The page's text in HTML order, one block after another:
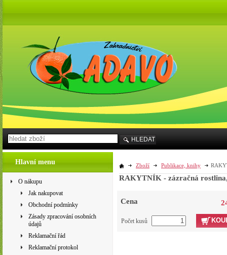
Hlavní menu
O nákupu
Jak nakupovat
Obchodní podmínky
Zásady zpracování osobních
údajů
Reklamační řád
Reklamační protokol
Zboží Publikace, knihy
RAKYTNÍK - zázračná
Cena
Počet kusů
HLEDAT